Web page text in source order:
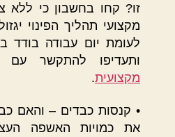
זו? קחו בחשבון כי ללא
מקצועי תהליך הפינוי
לעומת יום עבודה בודד
ותעדיפו להתקשר עם
מקצועית.
• קנסות כבדים – והאם
את כמויות האשפה